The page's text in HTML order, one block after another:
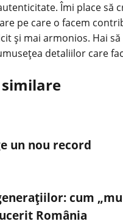
Îmi place să
pe care o facem
și mai armonios. Hai
detaliilor care
un nou record
cum
România